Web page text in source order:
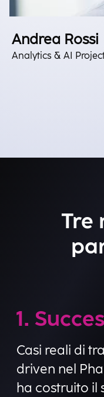
Andrea Rossi
Analytics & AI
Tre
1.
Casi reali di
driven nel
ha costruito il